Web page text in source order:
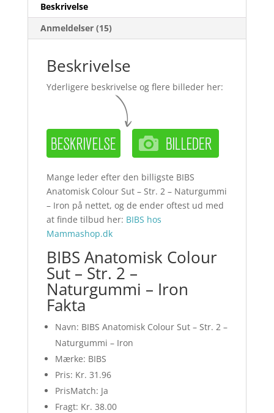
Beskrivelse
Anmeldelser (15)
Beskrivelse
Yderligere beskrivelse og flere billeder her:
Mange leder efter den billigste BIBS
Anatomisk Colour Sut – Str. 2 – Naturgummi
– Iron på nettet, og de ender oftest ud med
at finde tilbud her: BIBS hos
Mammashop.dk
BIBS Anatomisk Colour
Sut – Str. 2 –
Naturgummi – Iron
Fakta
Navn: BIBS Anatomisk Colour Sut – Str. 2 –
Naturgummi – Iron
Mærke: BIBS
Pris: Kr. 31.96
PrisMatch: Ja
Fragt: Kr. 38.00